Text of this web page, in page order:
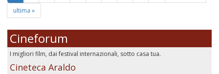
ultima »
Cineforum
I migliori film, dai festival internazionali, sotto casa tua.
Cineteca Araldo